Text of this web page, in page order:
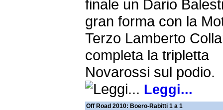
finale un Dario
gran forma con la
Terzo Lamberto
completa la tripletta
Novarossi sul podio.
Leggi...
Off Road 2010: Boero-Rabitti 1 a 1